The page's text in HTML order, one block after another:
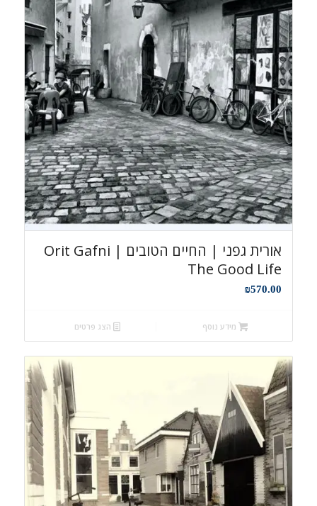
אורית גפני | החיים הטובים Orit Gafni |
The Good Life
₪570.00
מידע נוסף הצג פרטים